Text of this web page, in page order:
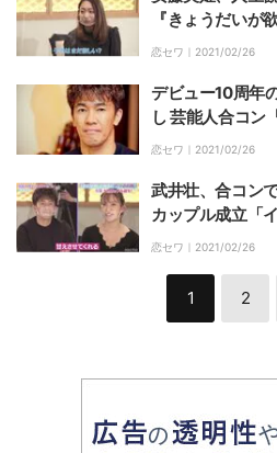
『きょうだいが
恋セワ｜ 2021/02/26
デビュー10周年
し 芸能人合コン
観を語る
恋セワ｜ 2021/02/26
武井壮、合コン
カップル成立「
恋セワ｜ 2021/02/26
1 2